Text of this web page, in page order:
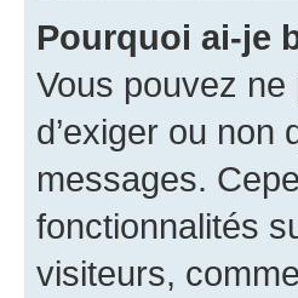
Pourquoi ai-je
Vous pouvez ne
d’exiger ou
messages.
fonctionnalités
visiteurs,